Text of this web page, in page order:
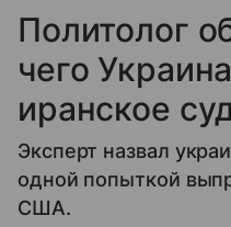
Политолог
чего
иранское
Эксперт назвал
одной попыткой
США.